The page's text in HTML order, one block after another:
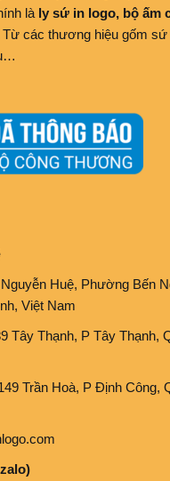
là ly sứ in logo, bộ ấm
các thương hiệu gốm sứ
Huệ, Phường Bến
Việt Nam
Tây Thạnh, P Tây Thạnh,
Trần Hoà, P Định Công,